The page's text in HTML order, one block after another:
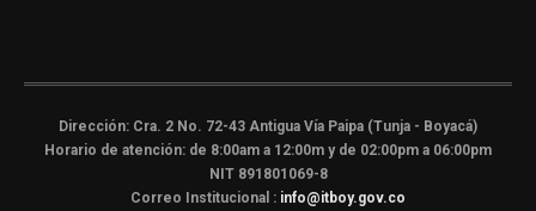
Dirección: Cra. 2 No. 72-43 Antigua Vía Paipa (Tunja - Boyacá)
Horario de atención: de 8:00am a 12:00m y de 02:00pm a 06:00pm
NIT 891801069-8
Correo Institucional : info@itboy.gov.co